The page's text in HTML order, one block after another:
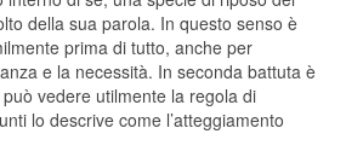
della sua parola. In questo senso è
prima di tutto, anche per
e la necessità. In seconda battuta è
vedere utilmente la regola di
lo descrive come l’atteggiamento